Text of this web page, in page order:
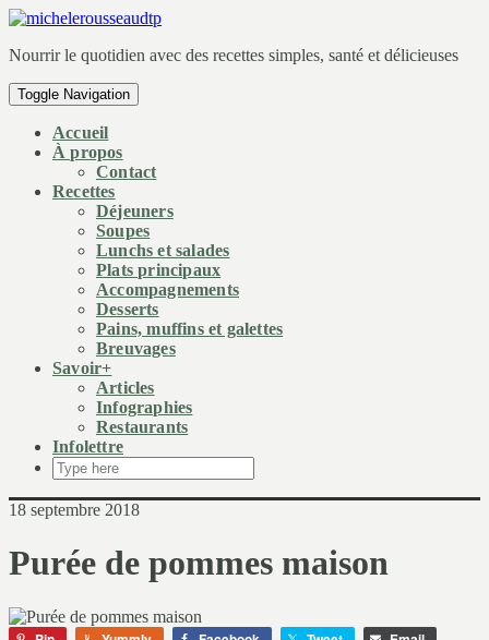
Nourrir le quotidien avec des recettes simples, santé et délicieuses
Toggle Navigation
Accueil
À propos
Contact
Recettes
Déjeuners
Soupes
Lunchs et salades
Plats principaux
Accompagnements
Desserts
Pains, muffins et galettes
Breuvages
Savoir+
Articles
Infographies
Restaurants
Infolettre
18 septembre 2018
Purée de pommes maison